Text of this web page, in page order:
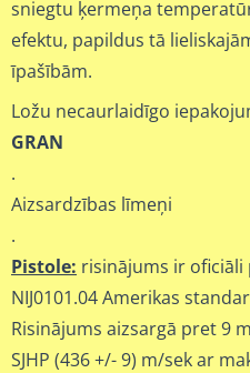
sniegtu ķermeņa
efektu, papildus tā
īpašībām.
Ložu necaurlaidīgo
GRAN
.
Aizsardzības līmeņi
.
Pistole: risinājums ir
NIJ0101.04 Amerikas
Risinājums aizsargā pret 9
SJHP (436 +/- 9) m/sek ar